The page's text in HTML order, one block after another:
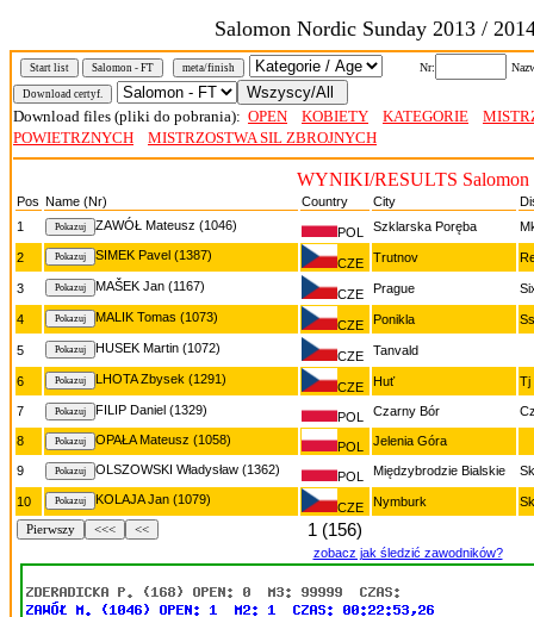
Salomon Nordic Sunday 2013 /
Start list Salomon - FT meta/finish Nr:
Download files (pliki do pobrania): OPEN KOBIETY KATEGORIE
POWIETRZNYCH
MISTRZOSTWA SIL ZBROJNYCH
WYNIKI/RESULTS Salomon
Pos Name (Nr) Country City
1
ZAWÓŁ Mateusz (1046) POL Szklarska Poręba
2 SIMEK Pavel (1387)
CZE Trutnov
3 MAŠEK Jan (1167)
CZE Prague
4 MALIK Tomas (1073)
CZE Ponikla
5 HUSEK Martin (1072)
CZE Tanvald
6 LHOTA Zbysek (1291)
CZE Huť Tj
7 FILIP Daniel (1329) POL Czarny Bór
8 OPAŁA Mateusz (1058) POL Jelenia Góra
9 OLSZOWSKI Władysław (1362) POL Międzybrodzie Bialskie
10 KOLAJA Jan (1079)
CZE Nymburk
Pierwszy <<< << 1 (156)
zobacz jak śledzić zawodników?